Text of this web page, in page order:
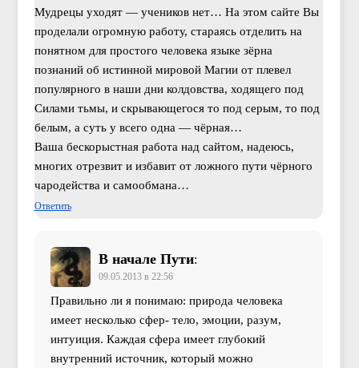
Мудрецы уходят — учеников нет… На этом сайте Вы
проделали огромную работу, стараясь отделить на
понятном для простого человека языке зёрна
познаний об истинной мировой Магии от плевел
популярного в наши дни колдовства, ходящего под
Силами тьмы, и скрывающегося то под серым, то под
белым, а суть у всего одна — чёрная…
Ваша бескорыстная работа над сайтом, надеюсь,
многих отрезвит и избавит от ложного пути чёрного
чародейства и самообмана…
Ответить
В начале Пути:
09.05.2013 в 22:56
Правильно ли я понимаю: природа человека
имеет несколько сфер- тело, эмоции, разум,
интуиция. Каждая сфера имеет глубокий
внутренний источник, который можно